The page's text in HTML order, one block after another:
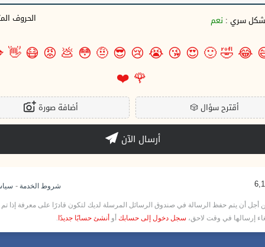
الحروف سري : نعم
😂
🤣
🙂
😍
😘
😭
😢
😎
🤨
😳
💩
😡
😷
👋
🌹
❤️
🎲أقترح سؤال أضافة صورة
أرسال الآن
شروط الخدمة -
أن يتم حفظ الرسالة في صندوق الرسائل المرسلة لديك لتكون قادرًا على معرفة إذا تم
إرسالها في وقت لاحق، سجل دخول إلى حسابك أو أنشئ حسابًا جديدًا .